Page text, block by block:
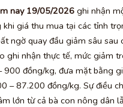
nay 19/05/2026 ghi nhận
khi giá thu mua tại các tỉnh
ngờ quay đầu giảm sâu sau
ghi nhận thực tế, mức giảm
900 đồng/kg, đưa mặt bằng
– 87.200 đồng/kg. Sự điều
lớn từ cả bà con nông dân